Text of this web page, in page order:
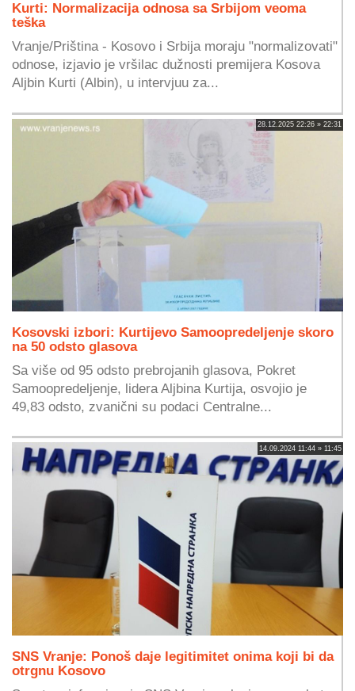
Kurti: Normalizacija odnosa sa Srbijom veoma
teška
Vranje/Priština - Kosovo i Srbija moraju "normalizovati"
odnose, izjavio je vršilac dužnosti premijera Kosova
Aljbin Kurti (Albin), u intervjuu za...
28.12.2025 22:26 » 22:31
Kosovski izbori: Kurtijevo Samoopredeljenje skoro
na 50 odsto glasova
Sa više od 95 odsto prebrojanih glasova, Pokret
Samoopredeljenje, lidera Aljbina Kurtija, osvojio je
49,83 odsto, zvanični su podaci Centralne...
14.09.2024 11:44 » 11:45
SNS Vranje: Ponoš daje legitimitet onima koji bi da
otrgnu Kosovo